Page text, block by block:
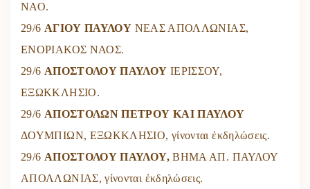
ΝΑΟ.
29/6 ΑΓΙΟΥ ΠΑΥΛΟΥ ΝΕΑΣ ΑΠΟΛΛΩΝΙΑΣ,
ΕΝΟΡΙΑΚΟΣ ΝΑΟΣ.
29/6 ΑΠΟΣΤΟΛΟΥ ΠΑΥΛΟΥ ΙΕΡΙΣΣΟΥ,
ΕΞΩΚΚΛΗΣΙΟ.
29/6 ΑΠΟΣΤΟΛΩΝ ΠΕΤΡΟΥ ΚΑΙ ΠΑΥΛΟΥ
ΔΟΥΜΠΙΩΝ, ΕΞΩΚΚΛΗΣΙΟ, γίνονται ἐκδηλώσεις.
29/6 ΑΠΟΣΤΟΛΟΥ ΠΑΥΛΟΥ,ΒΗΜΑ ΑΠ. ΠΑΥΛΟΥ
ΑΠΟΛΛΩΝΙΑΣ, γίνονται ἐκδηλώσεις.